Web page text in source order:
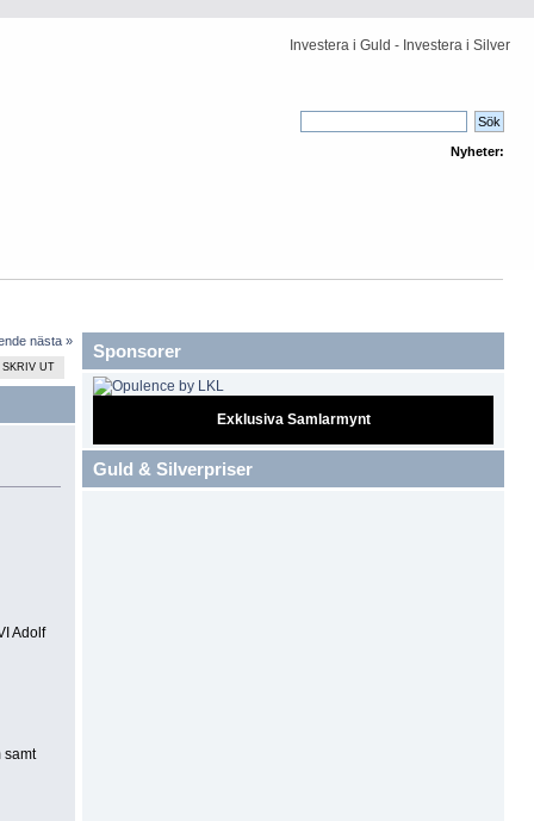
Investera i Guld - Investera i Silver
Nyheter:
nästa »
SKRIV UT
Adolf
samt
Sponsorer
Exklusiva Samlarmynt
Guld & Silverpriser